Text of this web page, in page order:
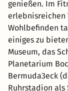
genießen. Im
erlebnisreichen
Wohlbefinden
einiges zu
Museum, das
Planetarium
Bermuda3eck
Ruhrstadion als